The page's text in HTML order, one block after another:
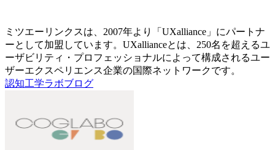
ミツエーリンクスは、2007年より「UXalliance」にパートナ
ーとして加盟しています。UXallianceとは、250名を超えるユ
ーザビリティ・プロフェッショナルによって構成されるユー
ザーエクスペリエンス企業の国際ネットワークです。
認知工学ラボブログ